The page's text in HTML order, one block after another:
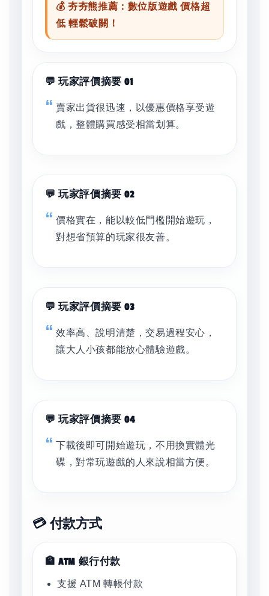
💰 夯夯熊推薦：數位版遊戲 價格超
低 輕鬆破關！
💬 玩家評價摘要 01
賣家出貨很迅速，以優惠價格享受遊
戲，整體購買感受相當划算。
💬 玩家評價摘要 02
價格實在，能以較低門檻開始遊玩，
對想省預算的玩家很友善。
💬 玩家評價摘要 03
效率高、說明清楚，交易過程安心，
讓大人小孩都能放心體驗遊戲。
💬 玩家評價摘要 04
下載後即可開始遊玩，不用換實體光
碟，對常玩遊戲的人來說相當方便。
💳 付款方式
🏦 ATM 銀行付款
支援 ATM 轉帳付款